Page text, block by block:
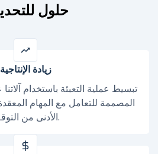
حلول
زيادة الإنتاجية
تبسيط عملية التعبئة باستخدام
المصممة للتعامل مع المهام المعقدة
الأدنى من التوقف.